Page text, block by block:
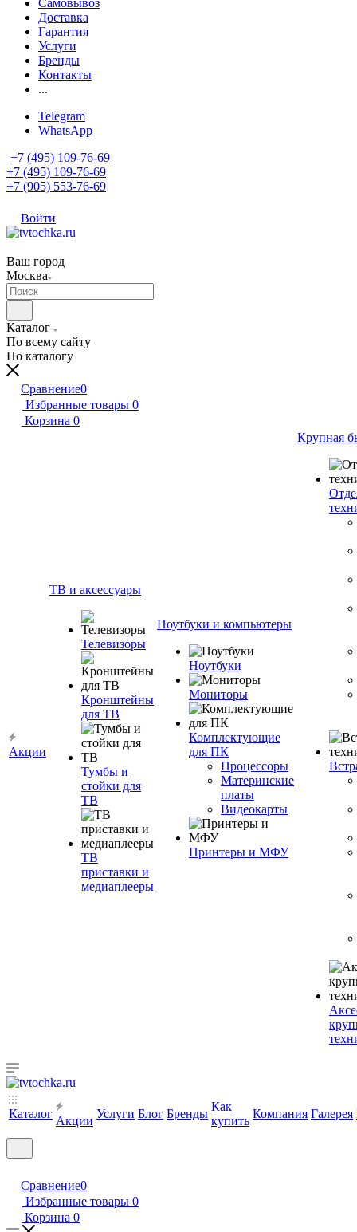
Самовывоз
Доставка
Гарантия
Услуги
Бренды
Контакты
...
Telegram
WhatsApp
+7 (495) 109-76-69
+7 (495) 109-76-69
+7 (905) 553-76-69
Войти
Ваш город
Москва
Каталог
По всему сайту
По каталогу
Сравнение0
Избранные товары 0
Корзина 0
Акции
ТВ и аксессуары
Телевизоры
Кронштейны
для ТВ
Тумбы и
стойки для
ТВ
ТВ
приставки и
медиаплееры
Ноутбуки и компьютеры
Ноутбуки
Мониторы
Комплектующие
для ПК
Процессоры
Материнские
платы
Видеокарты
Принтеры и МФУ
Крупная
Каталог
Акции
Услуги Блог Бренды
Как
купить
Компания Галерея
Сравнение0
Избранные товары 0
Корзина 0